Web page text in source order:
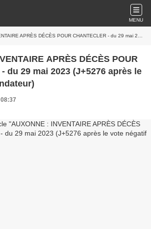
MENU
DÉCÈS POUR CHANTECLER - du 29 mai 2023 (J+5276 après le vote négatif fondateur)
APRÈS DÉCÈS POUR
du 29 mai 2023 (J+5276 après le